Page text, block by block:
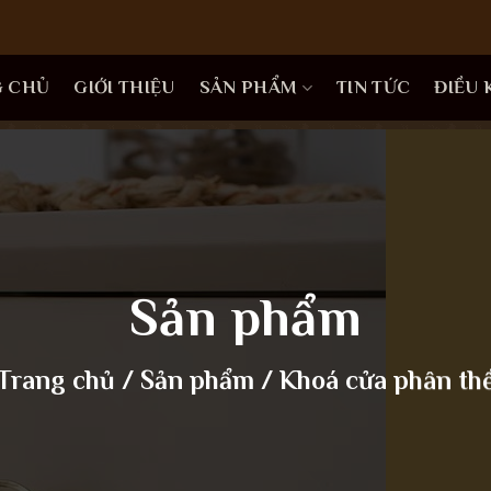
CHỦ GIỚI THIỆU SẢN PHẨM TIN TỨC ĐIỀU
Sản phẩm
chủ / Sản phẩm / Khoá cửa phân